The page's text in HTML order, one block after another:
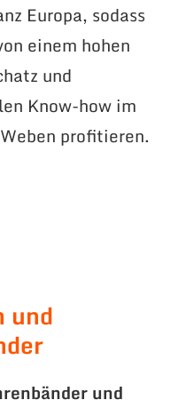
Europa, sodass
einem hohen
und
Know-how im
profitieren.
und
und